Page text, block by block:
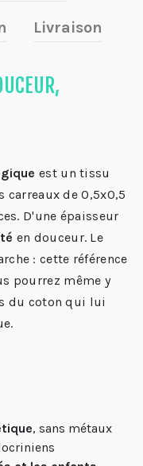
Livraison
est un tissu
de 0,5x0,5
D'une épaisseur
en douceur. Le
: cette référence
pourrez même y
du coton qui lui
, sans métaux